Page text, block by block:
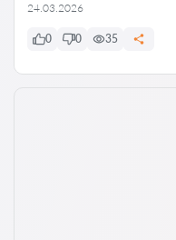
24.03.2026
0 0 35